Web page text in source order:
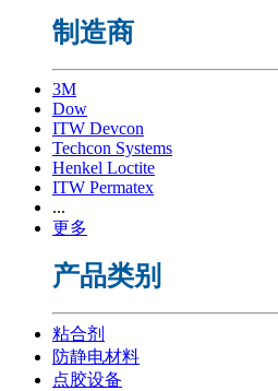
制造商
3M
Dow
ITW Devcon
Techcon Systems
Henkel Loctite
ITW Permatex
...
更多
产品类别
粘合剂
防静电材料
点胶设备